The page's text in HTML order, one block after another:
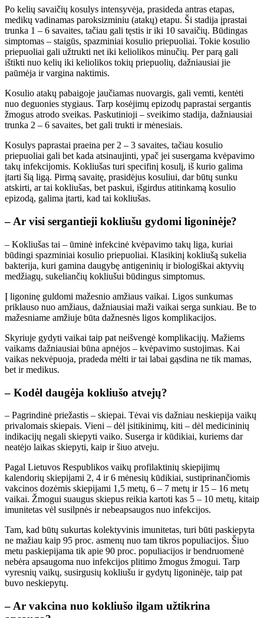
Po kelių savaičių kosulys intensyvėja, prasideda antras etapas,
medikų vadinamas paroksizminiu (atakų) etapu. Ši stadija įprastai
trunka 1 – 6 savaites, tačiau gali tęstis ir iki 10 savaičių. Būdingas
simptomas – staigūs, spazminiai kosulio priepuoliai. Tokie kosulio
priepuoliai gali užtrukti net iki keliolikos minučių. Per parą gali
ištikti nuo kelių iki keliolikos tokių priepuolių, dažniausiai jie
paūmėja ir vargina naktimis.
Kosulio atakų pabaigoje jaučiamas nuovargis, gali vemti, kentėti
nuo deguonies stygiaus. Tarp kosėjimų epizodų paprastai sergantis
žmogus atrodo sveikas. Paskutinioji – sveikimo stadija, dažniausiai
trunka 2 – 6 savaites, bet gali trukti ir mėnesiais.
Kosulys paprastai praeina per 2 – 3 savaites, tačiau kosulio
priepuoliai gali bet kada atsinaujinti, ypač jei susergama kvėpavimo
takų infekcijomis. Kokliušas turi specifinį kosulį, iš kurio galima
įtarti šią ligą. Pirmą savaitę, prasidėjus kosuliui, dar būtų sunku
atskirti, ar tai kokliušas, bet paskui, išgirdus atitinkamą kosulio
epizodą, galima įtarti, kad tai kokliušas.
– Ar visi sergantieji kokliušu gydomi ligoninėje?
– Kokliušas tai – ūminė infekcinė kvėpavimo takų liga, kuriai
būdingi spazminiai kosulio priepuoliai. Klasikinį kokliušą sukelia
bakterija, kuri gamina daugybę antigeninių ir biologiškai aktyvių
medžiagų, sukeliančių kokliušui būdingus simptomus.
Į ligoninę guldomi mažesnio amžiaus vaikai. Ligos sunkumas
priklauso nuo amžiaus, dažniausiai maži vaikai serga sunkiau. Be to
mažesniame amžiuje būta dažnesnės ligos komplikacijos.
Skyriuje gydyti vaikai taip pat neišvengė komplikacijų. Mažiems
vaikams dažniausiai būna apnėjos – kvėpavimo sustojimas. Kai
vaikas nekvėpuoja, pradeda mėlti ir tai labai gąsdina ne tik mamas,
bet ir medikus.
– Kodėl daugėja kokliušo atvejų?
– Pagrindinė priežastis – skiepai. Tėvai vis dažniau neskiepija vaikų
privalomais skiepais. Vieni – dėl įsitikinimų, kiti – dėl medicininių
indikacijų negali skiepyti vaiko. Suserga ir kūdikiai, kuriems dar
neatėjo laikas skiepyti, kaip ir šiuo atveju.
Pagal Lietuvos Respublikos vaikų profilaktinių skiepijimų
kalendorių skiepijami 2, 4 ir 6 mėnesių kūdikiai, sustiprinančiomis
vakcinos dozėmis skiepijami 1,5 metų, 6 – 7 metų ir 15 – 16 metų
vaikai. Žmogui suaugus skiepus reikia kartoti kas 5 – 10 metų, kitaip
imunitetas vėl susilpnės ir nebeapsaugos nuo infekcijos.
Tam, kad būtų sukurtas kolektyvinis imunitetas, turi būti paskiepyta
ne mažiau kaip 95 proc. asmenų nuo tam tikros populiacijos. Šiuo
metu paskiepijama tik apie 90 proc. populiacijos ir bendruomenė
nebėra apsaugoma nuo infekcijos plitimo žmogus žmogui. Tarp
vyresnių vaikų, susirgusių kokliušu ir gydytų ligoninėje, taip pat
buvo neskiepytų.
– Ar vakcina nuo kokliušo ilgam užtikrina